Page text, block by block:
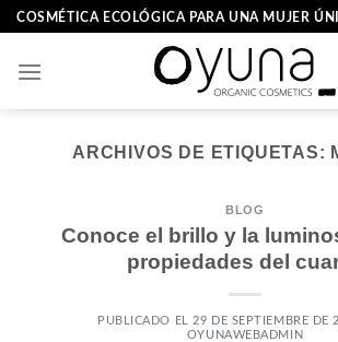
Skip
content
COSMÉTICA ECOLÓGICA PARA UNA MUJER
ARCHIVOS DE ETIQUETAS:
BLOG
Conoce el brillo y la
propiedades del
PUBLICADO EL 29 DE SEPTIEMBRE DE
OYUNAWEBADMIN